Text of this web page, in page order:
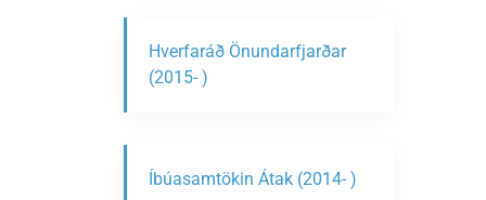
Hverfaráð Önundarfjarðar
(2015- )
Íbúasamtökin Átak (2014- )